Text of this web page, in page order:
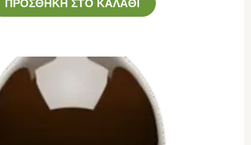
ΠΡΟΣΘΉΚΗ ΣΤΟ ΚΑΛΆΘΙ